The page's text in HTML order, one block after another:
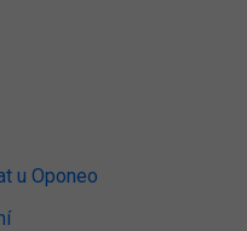
u Oponeo